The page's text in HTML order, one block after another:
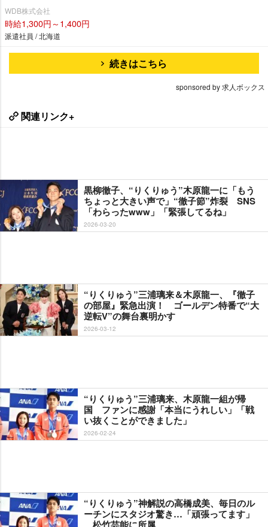
WDB株式会社
時給1,300円～1,400円
派遣社員 / 北海道
続きはこちら
sponsored by 求人ボックス
関連リンク+
黒柳徹子、“りくりゅう”木原龍一に「もう
ちょっと大きい声で」“徹子節”炸裂 SNS
「わらったwww」「緊張してるね」
2026-03-20
“りくりゅう”三浦璃来＆木原龍一、『徹子
の部屋』緊急出演！ ゴールデン特番で“大
逆転V”の舞台裏明かす
2026-03-12
“りくりゅう”三浦璃来、木原龍一組が帰
国 ファンに感謝「本当にうれしい」「戦
い抜くことができました」
2026-02-24
“りくりゅう”神解説の高橋成美、毎日のル
ーチンにスタジオ驚き…「頑張ってます」
松竹芸能に所属